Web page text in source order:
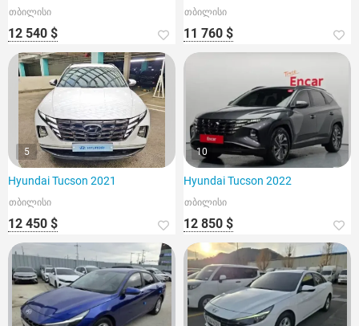
თბილისი
12 540 $
თბილისი
11 760 $
5
Hyundai Tucson 2021
თბილისი
12 450 $
10
Hyundai Tucson 2022
თბილისი
12 850 $